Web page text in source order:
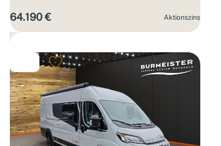
64.190 € Aktions­zins